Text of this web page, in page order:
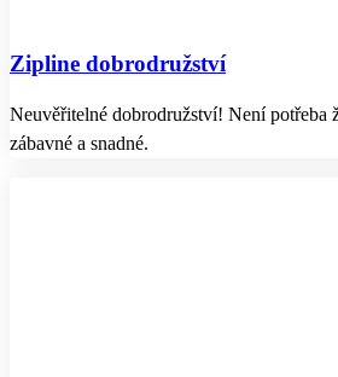
Zipline dobrodružství
Neuvěřitelné dobrodružství! Není potřeba
zábavné a snadné.